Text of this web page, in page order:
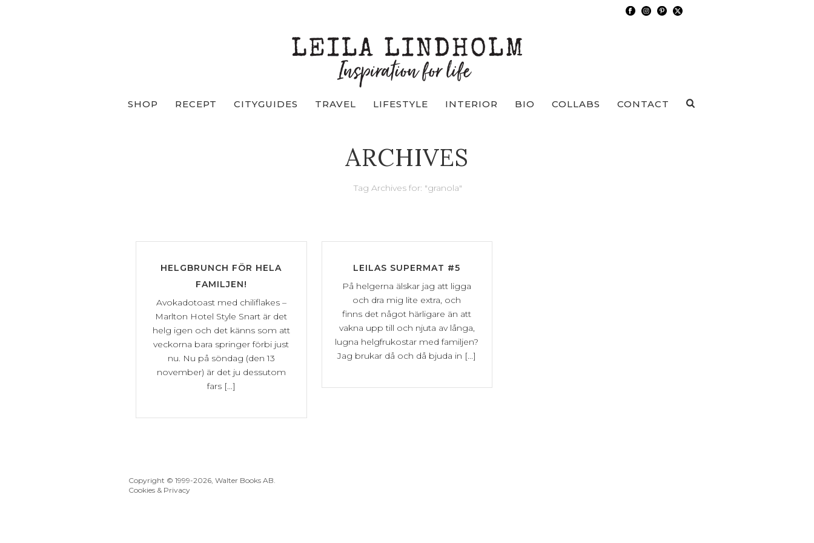
SHOP RECEPT CITYGUIDES TRAVEL LIFESTYLE INTERIOR BIO COLLABS CONTACT
ARCHIVES
Tag Archives for: "granola"
HELGBRUNCH FÖR HELA
FAMILJEN!
Avokadotoast med chiliflakes –
Marlton Hotel Style Snart är det
helg igen och det känns som att
veckorna bara springer förbi just
nu. Nu på söndag (den 13
november) är det ju dessutom
fars [...]
LEILAS SUPERMAT #5
På helgerna älskar jag att ligga
och dra mig lite extra, och
finns det något härligare än att
vakna upp till och njuta av långa,
lugna helgfrukostar med familjen?
Jag brukar då och då bjuda in [...]
Copyright © 1999-2026, Walter Books AB.
Cookies & Privacy